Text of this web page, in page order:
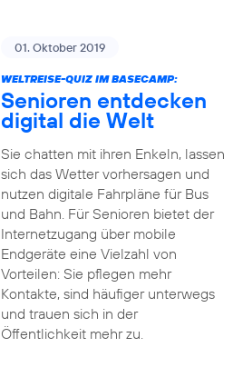
01. Oktober 2019
WELTREISE-QUIZ IM BASECAMP:
Senioren entdecken
digital die Welt
Sie chatten mit ihren Enkeln, lassen
sich das Wetter vorhersagen und
nutzen digitale Fahrpläne für Bus
und Bahn. Für Senioren bietet der
Internetzugang über mobile
Endgeräte eine Vielzahl von
Vorteilen: Sie pflegen mehr
Kontakte, sind häufiger unterwegs
und trauen sich in der
Öffentlichkeit mehr zu.